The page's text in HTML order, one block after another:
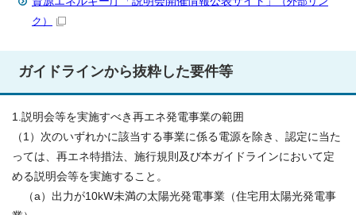
ク）
ガイドラインから抜粋した要件等
1.説明会等を実施すべき再エネ発電事業の範囲
（1）次のいずれかに該当する事業に係る電源を除き、認定に当た
っては、再エネ特措法、施行規則及び本ガイドラインにおいて定
める説明会等を実施すること。
（a）出力が10kW未満の太陽光発電事業（住宅用太陽光発電事